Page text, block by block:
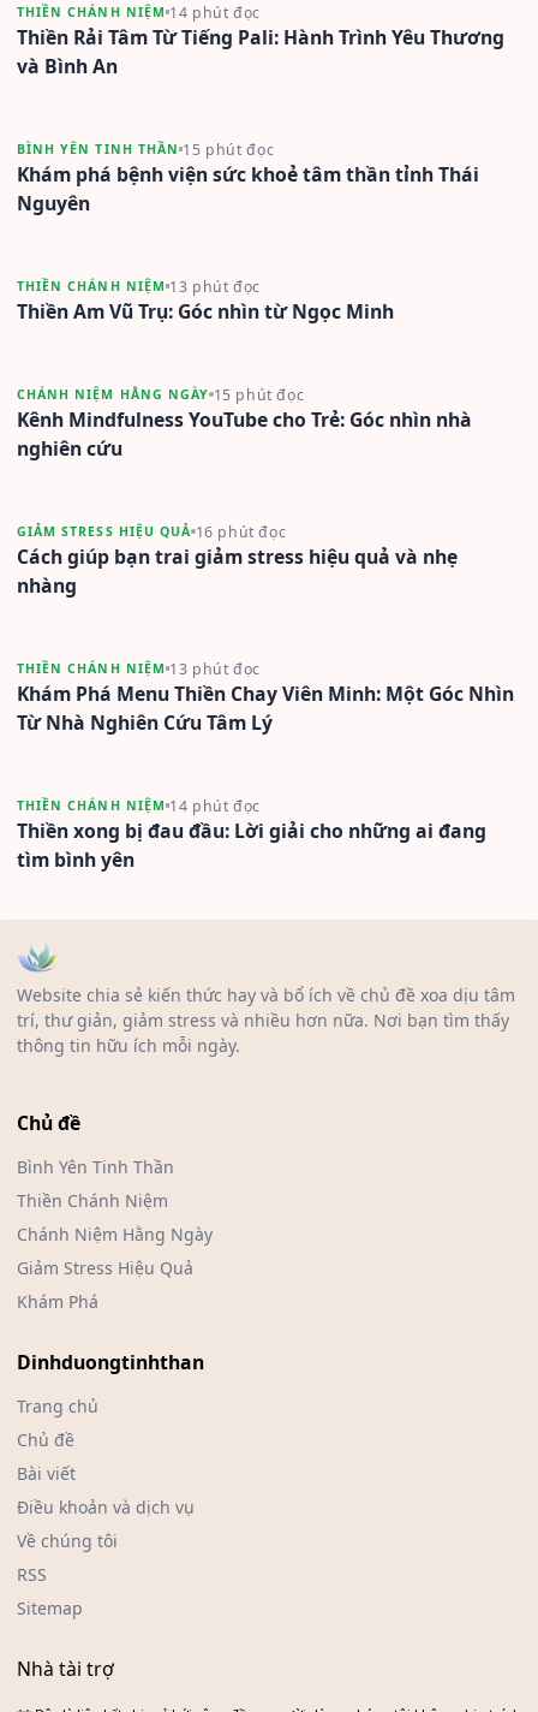
THIỀN CHÁNH NIỆM 14 phút đọc
Thiền Rải Tâm Từ Tiếng Pali: Hành Trình Yêu Thương
và Bình An
BÌNH YÊN TINH THẦN 15 phút đọc
Khám phá bệnh viện sức khoẻ tâm thần tỉnh Thái
Nguyên
THIỀN CHÁNH NIỆM 13 phút đọc
Thiền Am Vũ Trụ: Góc nhìn từ Ngọc Minh
CHÁNH NIỆM HẰNG NGÀY 15 phút đọc
Kênh Mindfulness YouTube cho Trẻ: Góc nhìn nhà
nghiên cứu
GIẢM STRESS HIỆU QUẢ 16 phút đọc
Cách giúp bạn trai giảm stress hiệu quả và nhẹ
nhàng
THIỀN CHÁNH NIỆM 13 phút đọc
Khám Phá Menu Thiền Chay Viên Minh: Một Góc Nhìn
Từ Nhà Nghiên Cứu Tâm Lý
THIỀN CHÁNH NIỆM 14 phút đọc
Thiền xong bị đau đầu: Lời giải cho những ai đang
tìm bình yên
Website chia sẻ kiến thức hay và bổ ích về chủ đề xoa dịu tâm
trí, thư giản, giảm stress và nhiều hơn nữa. Nơi bạn tìm thấy
thông tin hữu ích mỗi ngày.
Chủ đề
Bình Yên Tinh Thần
Thiền Chánh Niệm
Chánh Niệm Hằng Ngày
Giảm Stress Hiệu Quả
Khám Phá
Dinhduongtinhthan
Trang chủ
Chủ đề
Bài viết
Điều khoản và dịch vụ
Về chúng tôi
RSS
Sitemap
Nhà tài trợ